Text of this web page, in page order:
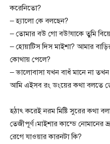
করেনিতো?
– হ্যালো কে বলছেন?
– তোমার বউ গো বউ!যাকে তুমি
– হোয়াটিস দিস মাইশা? আমার
কোথায় পেলে?
– ভালোবাসা যখন বাধঁ মানে না
আমি এইসব রং ডংয়ের কথা বলতে
হঠাৎ করেই নরম মিষ্টি সুরের কথা
তেজীপূর্ণ।মাইশার কান্ডে নোমানের
রেগে যাওয়ার কারনটা কি?